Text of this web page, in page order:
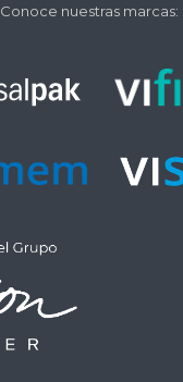
Conoce nuestras marcas: